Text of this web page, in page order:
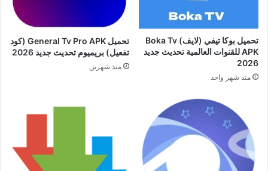
تحميل بوكا تيفي (لايف) Boka Tv
APK للقنوات العالمية تحديث جديد
2026
منذ شهر واحد
تحميل General Tv Pro APK (كود
تفعيل) بريميوم تحديث جديد 2026
منذ شهرين